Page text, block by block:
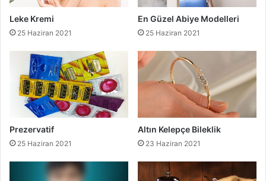
Leke Kremi
25 Haziran 2021
En Güzel Abiye Modelleri
25 Haziran 2021
Prezervatif
25 Haziran 2021
Altın Kelepçe Bileklik
23 Haziran 2021